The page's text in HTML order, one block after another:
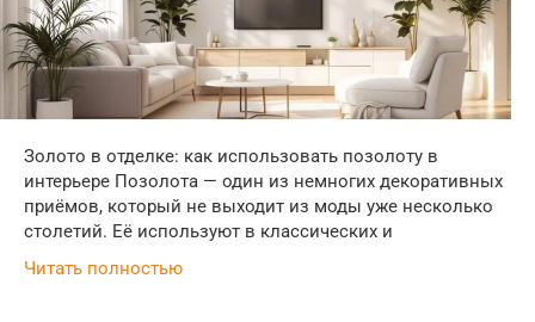
Золото в отделке: как использовать позолоту в
интерьере Позолота — один из немногих декоративных
приёмов, который не выходит из моды уже несколько
столетий. Её используют в классических и
Читать полностью